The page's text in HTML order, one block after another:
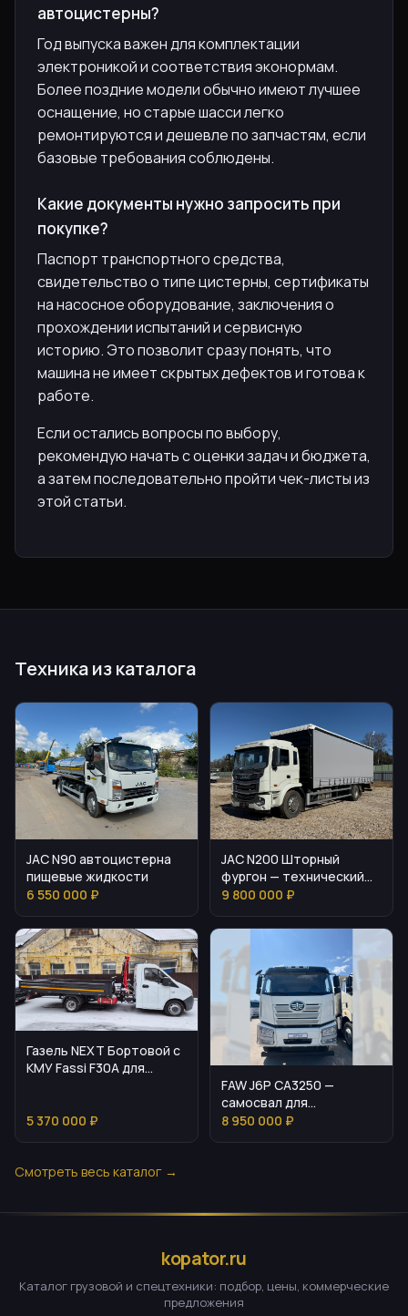
автоцистерны?
Год выпуска важен для комплектации
электроникой и соответствия эконормам.
Более поздние модели обычно имеют лучшее
оснащение, но старые шасси легко
ремонтируются и дешевле по запчастям, если
базовые требования соблюдены.
Какие документы нужно запросить при
покупке?
Паспорт транспортного средства,
свидетельство о типе цистерны, сертификаты
на насосное оборудование, заключения о
прохождении испытаний и сервисную
историю. Это позволит сразу понять, что
машина не имеет скрытых дефектов и готова к
работе.
Если остались вопросы по выбору,
рекомендую начать с оценки задач и бюджета,
а затем последовательно пройти чек-листы из
этой статьи.
Техника из каталога
JAC N90 автоцистерна
пищевые жидкости
6 550 000 ₽
JAC N200 Шторный
фургон — технический
разбор и возможности
9 800 000 ₽
Газель NEXT Бортовой с
КМУ Fassi F30A для
5 370 000 ₽
FAW J6P CA3250 —
самосвал для
интенсивных карьерных
8 950 000 ₽
Смотреть весь каталог →
kopator.ru
Каталог грузовой и спецтехники: подбор, цены, коммерческие
предложения